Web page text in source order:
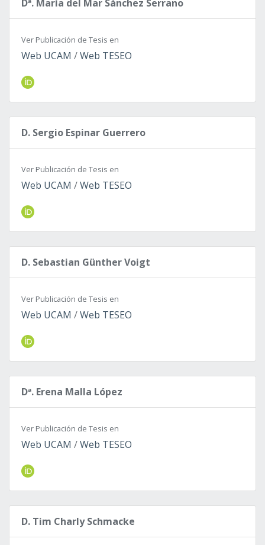
Dª. María del Mar Sánchez Serrano
Ver Publicación de Tesis en
Web UCAM /Web TESEO
D. Sergio Espinar Guerrero
Ver Publicación de Tesis en
Web UCAM /Web TESEO
D. Sebastian Günther Voigt
Ver Publicación de Tesis en
Web UCAM /Web TESEO
Dª. Erena Malla López
Ver Publicación de Tesis en
Web UCAM /Web TESEO
D. Tim Charly Schmacke